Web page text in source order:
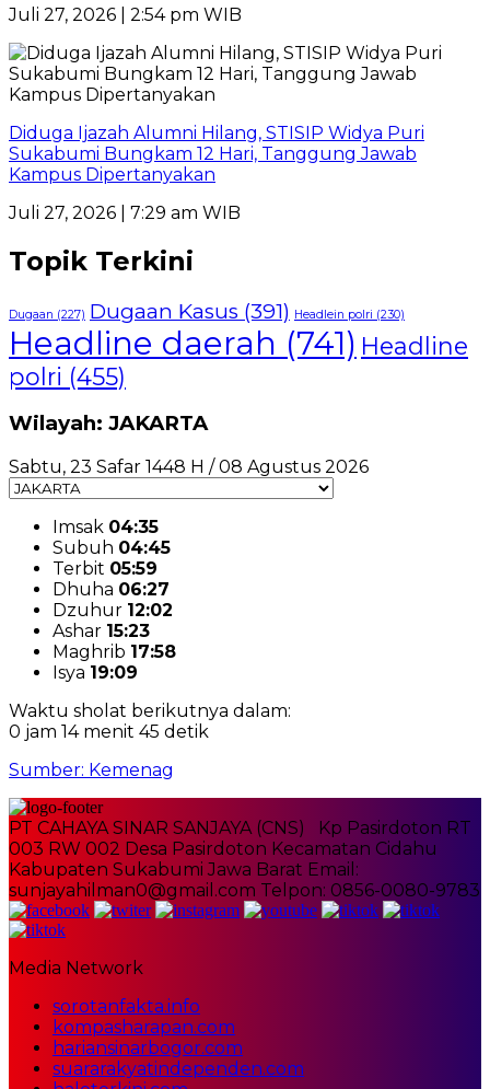
Juli 27, 2026 | 2:54 pm WIB
Diduga Ijazah Alumni Hilang, STISIP Widya Puri
Sukabumi Bungkam 12 Hari, Tanggung Jawab
Kampus Dipertanyakan
Juli 27, 2026 | 7:29 am WIB
Topik Terkini
Dugaan (227) Dugaan Kasus (391) Headlein polri (230)
Headline daerah (741) Headline
polri (455)
Wilayah: JAKARTA
Sabtu, 23 Safar 1448 H / 08 Agustus 2026
Imsak 04:35
Subuh 04:45
Terbit 05:59
Dhuha 06:27
Dzuhur 12:02
Ashar 15:23
Maghrib 17:58
Isya 19:09
Waktu sholat berikutnya dalam:
0 jam 14 menit 45 detik
Sumber: Kemenag
PT CAHAYA SINAR SANJAYA (CNS) Kp Pasirdoton RT
003 RW 002 Desa Pasirdoton Kecamatan Cidahu
Kabupaten Sukabumi Jawa Barat Email:
sunjayahilman0@gmail.com Telpon: 0856-0080-9783
Media Network
sorotanfakta.info
kompasharapan.com
hariansinarbogor.com
suararakyatindependen.com